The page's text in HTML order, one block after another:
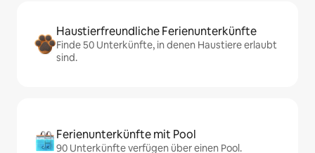
Haustierfreundliche Ferienunterkünfte
Finde 50 Unterkünfte, in denen Haustiere erlaubt
sind.
Ferienunterkünfte mit Pool
90 Unterkünfte verfügen über einen Pool.